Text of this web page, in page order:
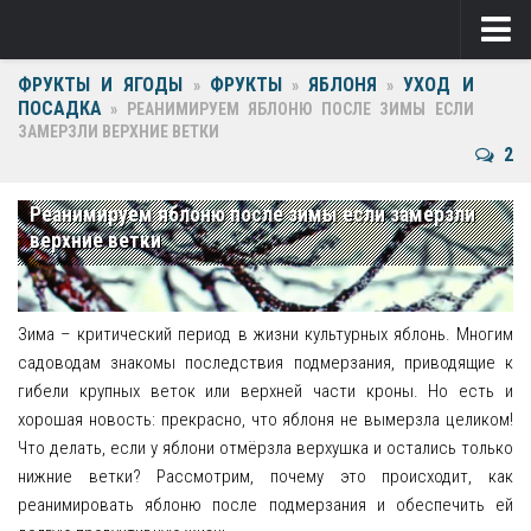
Ягоды
Виноград
Крыжовник
Малина
Фрукты
Груша
Слива
ФРУКТЫ И ЯГОДЫ » ФРУКТЫ » ЯБЛОНЯ » УХОД И
ПОСАДКА »
РЕАНИМИРУЕМ ЯБЛОНЮ ПОСЛЕ ЗИМЫ ЕСЛИ
ЗАМЕРЗЛИ ВЕРХНИЕ ВЕТКИ
2
Реанимируем яблоню после зимы если замерзли
верхние ветки
Зима – критический период в жизни культурных яблонь. Многим
садоводам знакомы последствия подмерзания, приводящие к
гибели крупных веток или верхней части кроны. Но есть и
хорошая новость: прекрасно, что яблоня не вымерзла целиком!
Что делать, если у яблони отмёрзла верхушка и остались только
нижние ветки? Рассмотрим, почему это происходит, как
реанимировать яблоню после подмерзания и обеспечить ей